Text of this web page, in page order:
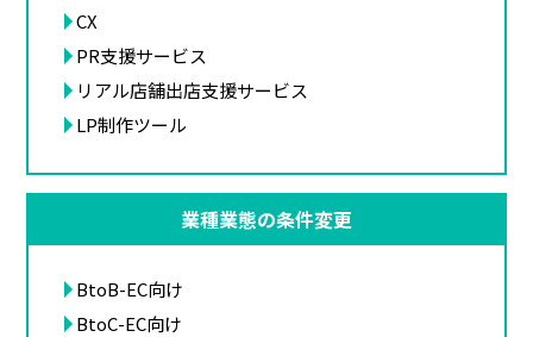
CX
PR支援サービス
リアル店舗出店支援サービス
LP制作ツール
業種業態の条件変更
BtoB-EC向け
BtoC-EC向け